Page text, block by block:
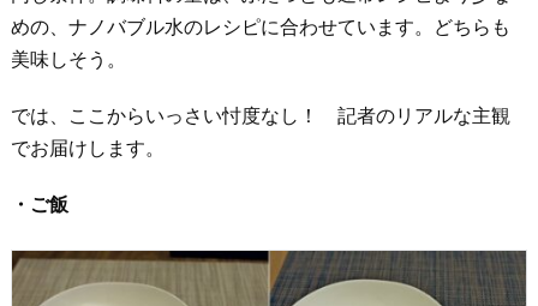
めの、ナノバブル水のレシピに合わせています。どちらも
美味しそう。
では、ここからいっさい忖度なし！ 記者のリアルな主観
でお届けします。
・ご飯